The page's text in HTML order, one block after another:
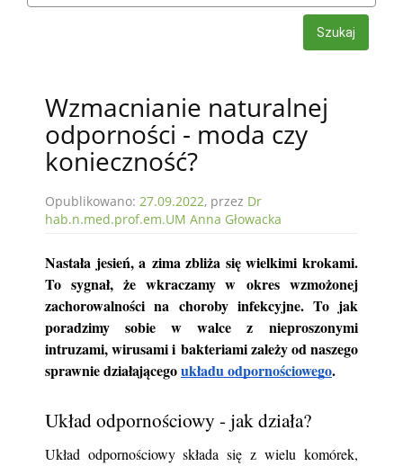
Szukaj
Wzmacnianie naturalnej
odporności - moda czy
konieczność?
Opublikowano: 27.09.2022, przez Dr
hab.n.med.prof.em.UM Anna Głowacka
Nastała jesień, a zima zbliża się wielkimi krokami.
To sygnał, że wkraczamy w okres wzmożonej
zachorowalności na choroby infekcyjne. To jak
poradzimy sobie w walce z nieproszonymi
intruzami, wirusami i bakteriami zależy od naszego
sprawnie działającegoukładu odpornościowego.
Układ odpornościowy - jak działa?
Układ odpornościowy składa się z wielu komórek,